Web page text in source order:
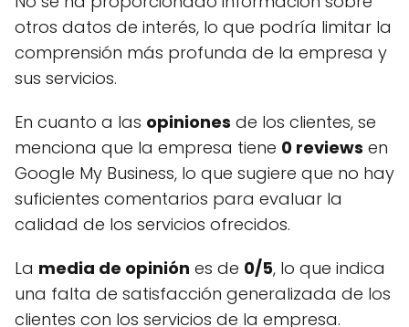
otros datos de interés, lo que podría limitar la
comprensión más profunda de la empresa y
sus servicios.
En cuanto a las opiniones de los clientes, se
menciona que la empresa tiene 0 reviews en
Google My Business, lo que sugiere que no hay
suficientes comentarios para evaluar la
calidad de los servicios ofrecidos.
La media de opinión es de 0/5, lo que indica
una falta de satisfacción generalizada de los
clientes con los servicios de la empresa.